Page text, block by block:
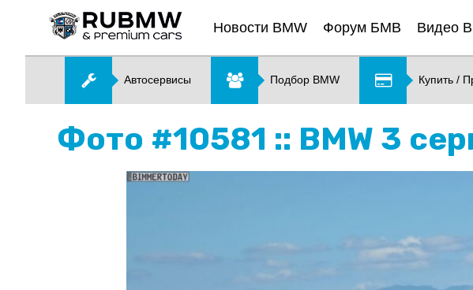
Новости BMW Форум БМВ Видео
Автосервисы Подбор BMW Купить /
Фото #10581 :: BMW 3